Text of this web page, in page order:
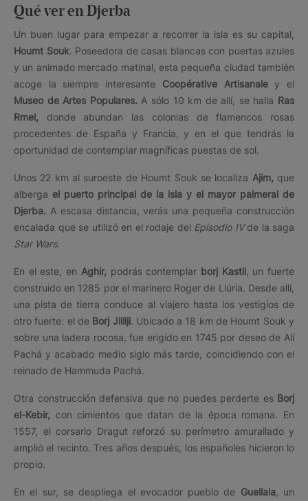
Qué ver en Djerba
Un buen lugar para empezar a recorrer la isla es su capital,
Houmt Souk. Poseedora de casas blancas con puertas azules
y un animado mercado matinal, esta pequeña ciudad también
acoge la siempre interesante Coopérative Artisanale y el
Museo de Artes Populares. A sólo 10 km de allí, se halla Ras
Rmel, donde abundan las colonias de flamencos rosas
procedentes de España y Francia, y en el que tendrás la
oportunidad de contemplar magníficas puestas de sol.
Unos 22 km al suroeste de Houmt Souk se localiza Ajim,que
alberga el puerto principal de la isla y el mayor palmeral de
Djerba. A escasa distancia, verás una pequeña construcción
encalada que se utilizó en el rodaje del Episodio IVde la saga
Star Wars.
En el este, en Aghir, podrás contemplar borj Kastil, un fuerte
construido en 1285 por el marinero Roger de Llúria. Desde allí,
una pista de tierra conduce al viajero hasta los vestigios de
otro fuerte: el de Borj Jilliji. Ubicado a 18 km de Houmt Souk y
sobre una ladera rocosa, fue erigido en 1745 por deseo de Alí
Pachá y acabado medio siglo más tarde, coincidiendo con el
reinado de Hammuda Pachá.
Otra construcción defensiva que no puedes perderte es Borj
el-Kebir, con cimientos que datan de la época romana. En
1557, el corsario Dragut reforzó su perímetro amurallado y
amplió el recinto. Tres años después, los españoles hicieron lo
propio.
En el sur, se despliega el evocador pueblo de Guellala, un